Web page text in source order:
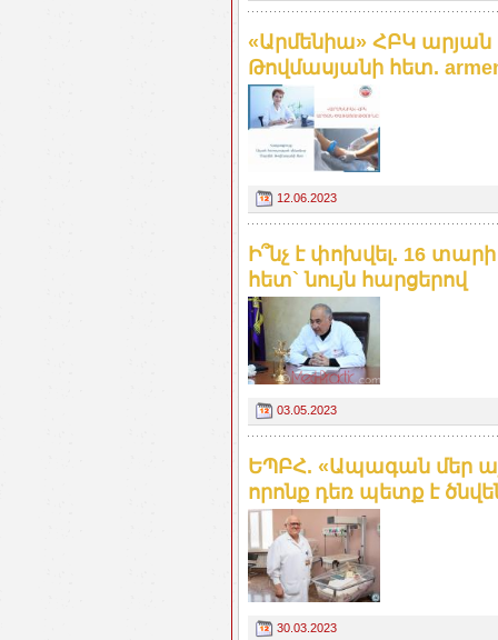
«Արմենիա» ՀԲԿ արյան
Թովմասյանի հետ.
12.06.2023
Ի՞նչ է փոխվել. 16
հետ` նույն հարցերով
03.05.2023
ԵՊԲՀ. «Ապագան մեր
որոնք դեռ պետք է
30.03.2023